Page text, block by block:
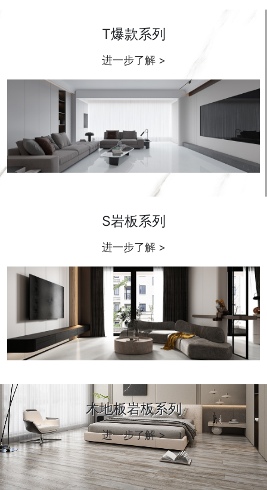
T爆款系列
进一步了解 >
S岩板系列
进一步了解 >
木地板岩板系列
进一步了解 >